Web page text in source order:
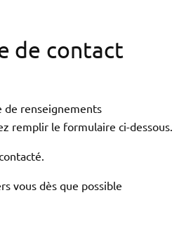
de contact
de renseignements
remplir le formulaire ci-dessous.
vous dès que possible